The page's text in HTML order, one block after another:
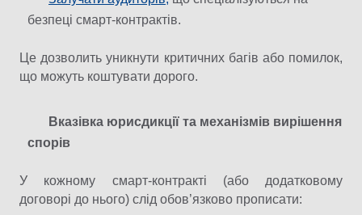
безпеці смарт-контрактів.
Це дозволить уникнути критичних багів або помилок,
що можуть коштувати дорого.
Вказівка юрисдикції та механізмів вирішення
спорів
У кожному смарт-контракті (або додатковому
договорі до нього) слід обов’язково прописати: